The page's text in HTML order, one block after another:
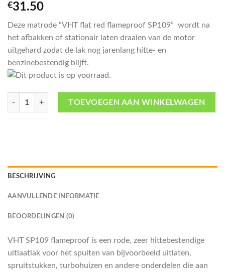
€31.50
Deze matrode “VHT flat red flameproof SP109” wordt na
het afbakken of stationair laten draaien van de motor
uitgehard zodat de lak nog jarenlang hitte- en
benzinebestendig blijft.
SP109 Flat red flameproof uitlaatlak (mat rood) -VHT aantal
TOEVOEGEN AAN WINKELWAGEN
BESCHRIJVING
AANVULLENDE INFORMATIE
BEOORDELINGEN (0)
VHT SP109 flameproof is een rode, zeer hittebestendige
uitlaatlak voor het spuiten van bijvoorbeeld uitlaten,
spruitstukken, turbohuizen en andere onderdelen die aan